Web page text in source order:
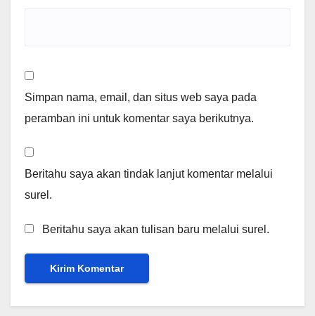
Simpan nama, email, dan situs web saya pada
peramban ini untuk komentar saya berikutnya.
Beritahu saya akan tindak lanjut komentar melalui
surel.
Beritahu saya akan tulisan baru melalui surel.